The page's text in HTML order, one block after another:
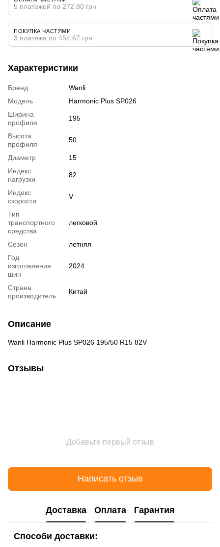
5 платежей по 272.80 грн
ПОКУПКА ЧАСТЯМИ
3 платежа по 454.67 грн
Характеристики
Бренд
Wanli
Модель
Harmonic Plus SP026
Ширина
профиля
195
Высота
профиля
50
Диаметр
15
Индекс
нагрузки
82
Индекс
скорости
V
Тип
транспортного
средства
легковой
Сезон
летняя
Год
изготовления
шин
2024
Страна
производитель
Китай
Описание
Wanli Harmonic Plus SP026 195/50 R15 82V
Отзывы
Добавьте первый отзыв
Написать отзыв
Доставка Оплата Гарантия
Способи доставки: